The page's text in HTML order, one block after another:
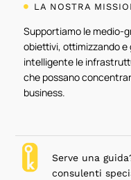
 LA NOSTRA
Supportiamo le medio-
obiettivi, ottimizzando e
intelligente le
che possano
business.
Serve una
consulenti